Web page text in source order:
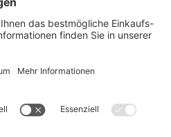
Uhr